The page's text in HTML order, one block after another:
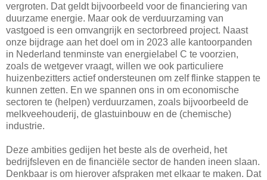
vergroten. Dat geldt bijvoorbeeld voor de financiering van
duurzame energie. Maar ook de verduurzaming van
vastgoed is een omvangrijk en sectorbreed project. Naast
onze bijdrage aan het doel om in 2023 alle kantoorpanden
in Nederland tenminste van energielabel C te voorzien,
zoals de wetgever vraagt, willen we ook particuliere
huizenbezitters actief ondersteunen om zelf flinke stappen te
kunnen zetten. En we spannen ons in om economische
sectoren te (helpen) verduurzamen, zoals bijvoorbeeld de
melkveehouderij, de glastuinbouw en de (chemische)
industrie.
Deze ambities gedijen het beste als de overheid, het
bedrijfsleven en de financiële sector de handen ineen slaan.
Denkbaar is om hierover afspraken met elkaar te maken. Dat